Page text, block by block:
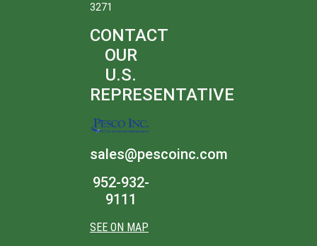
3271
CONTACT
OUR
U.S.
REPRESENTATIVE
sales@pescoinc.com
952-932-
9111
SEE ON MAP